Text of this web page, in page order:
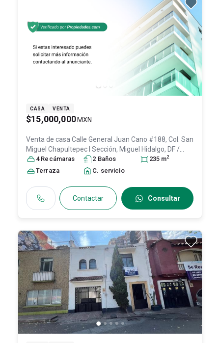
CASA VENTA
$15,000,000 MXN
Venta de casa Calle General Juan Cano #188, Col. San
Miguel Chapultepec I Sección, Miguel Hidalgo, DF /
CDMX, México, C.P. 11850, ID: 30048439
4 Recámaras 2 Baños 235 m2
Terraza C. servicio
Contactar Consultar